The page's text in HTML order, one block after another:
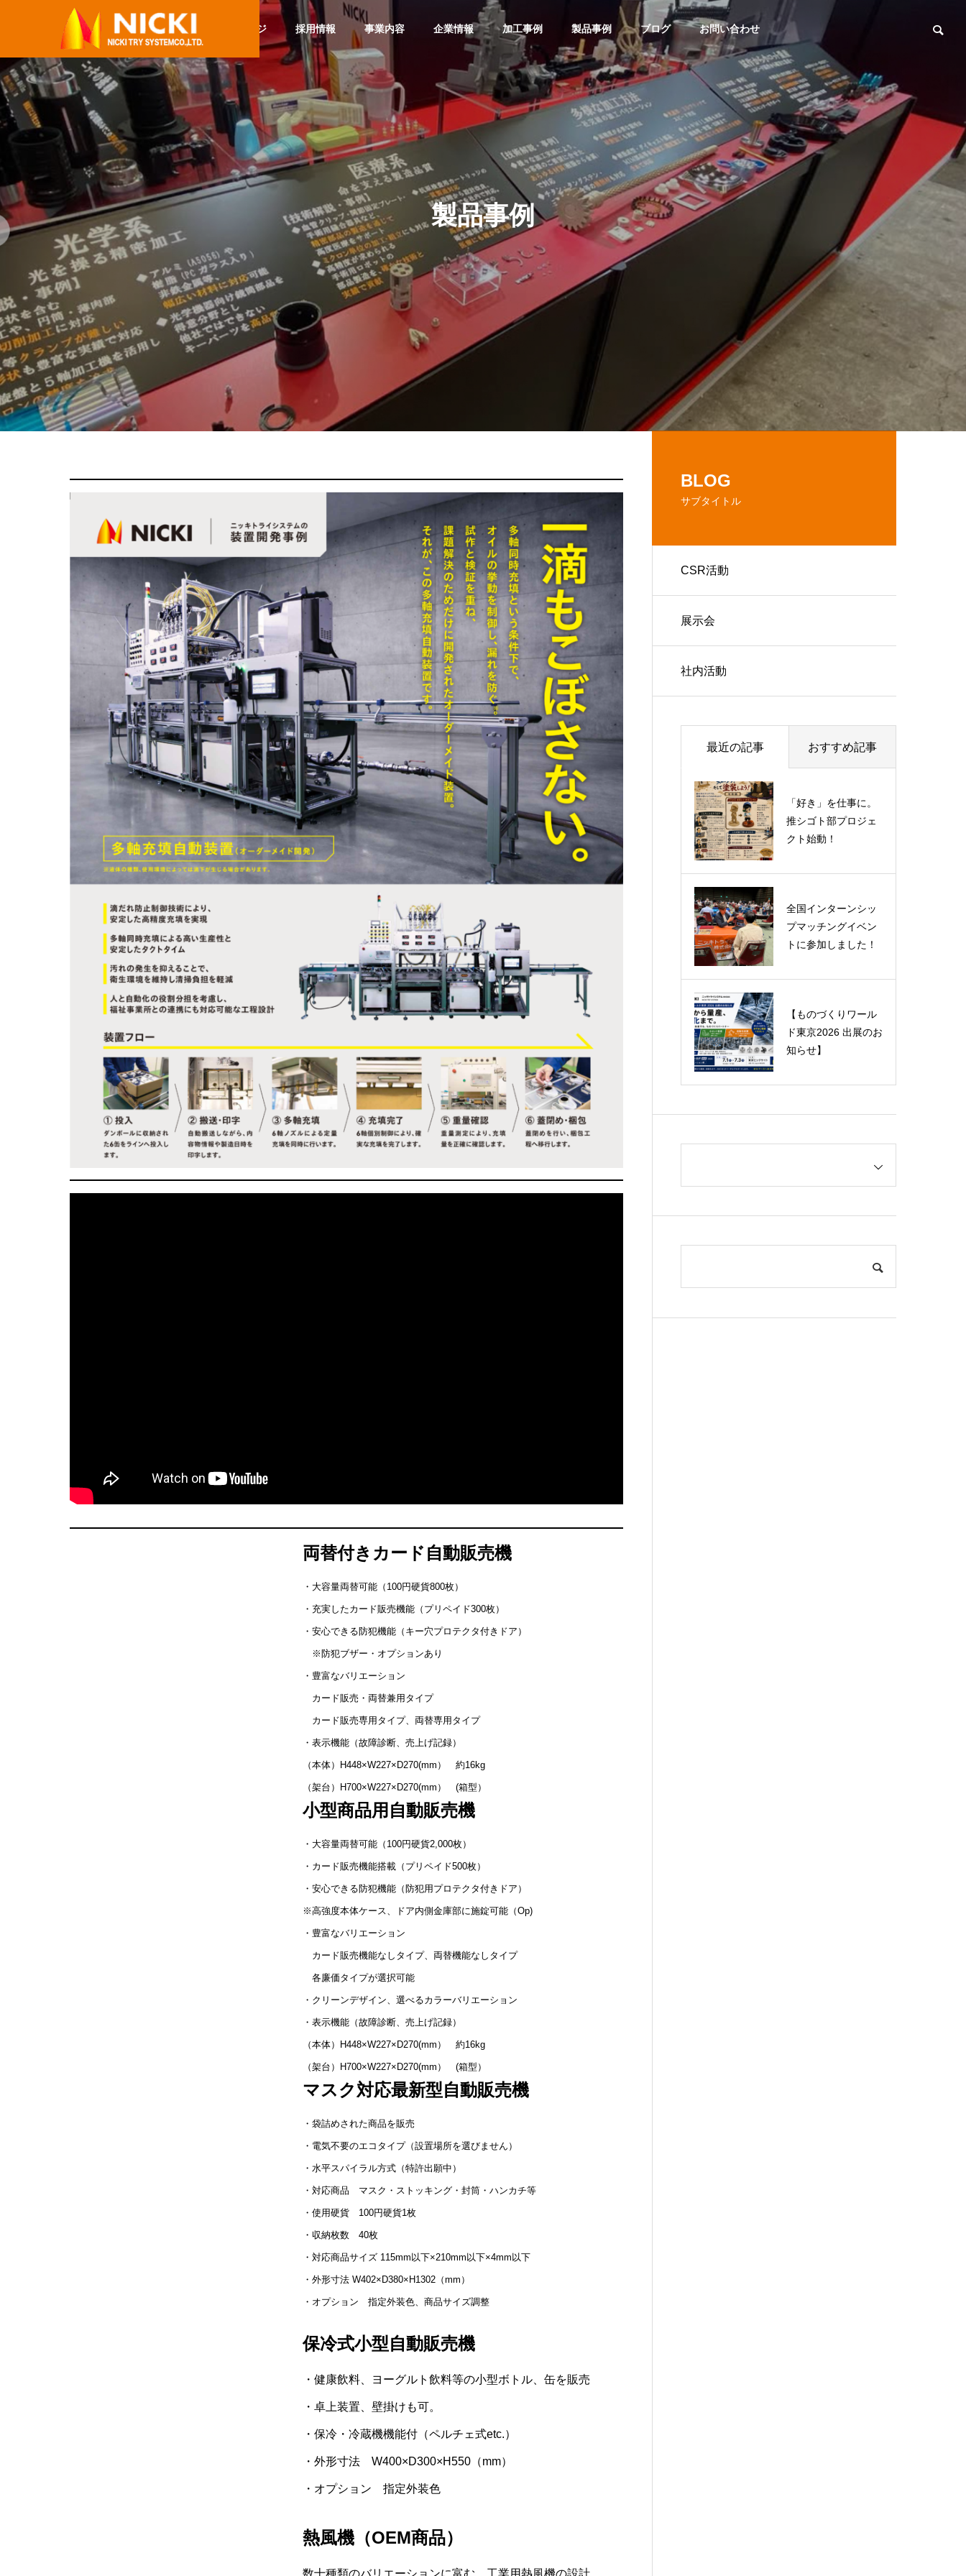
トップページ 採用情報 事業内容 企業情報 加工事例 製品事例 ブログ お問い合わせ
。 推シゴト
動！
社内活動
全国インターンシップマッチ
ングイベントに参加しまし
展示会
【ものづくりワールド東京202
6 出展のお知らせ】
社内活動
8月6日 環境美化活動
展示会
ものづくりワールドin幕張メ
製品事例
両替付きカード自動販売機
・大容量両替可能（100円硬貨800枚）
・充実したカード販売機能（プリペイド300枚）
・安心できる防犯機能（キー穴プロテクタ付きドア）
※防犯ブザー・オプションあり
・豊富なバリエーション
カード販売・両替兼用タイプ
カード販売専用タイプ、両替専用タイプ
・表示機能（故障診断、売上げ記録）
（本体）H448×W227×D270(mm） 約16kg
（架台）H700×W227×D270(mm） (箱型）
小型商品用自動販売機
・大容量両替可能（100円硬貨2,000枚）
・カード販売機能搭載（プリペイド500枚）
・安心できる防犯機能（防犯用プロテクタ付きドア）
※高強度本体ケース、ドア内側金庫部に施錠可能（Op)
・豊富なバリエーション
カード販売機能なしタイプ、両替機能なしタイプ
各廉価タイプが選択可能
・クリーンデザイン、選べるカラーバリエーション
・表示機能（故障診断、売上げ記録）
（本体）H448×W227×D270(mm） 約16kg
（架台）H700×W227×D270(mm） (箱型）
マスク対応最新型自動販売機
・袋詰めされた商品を販売
・電気不要のエコタイプ（設置場所を選びません）
・水平スパイラル方式（特許出願中）
・対応商品 マスク・ストッキング・封筒・ハンカチ等
・使用硬貨 100円硬貨1枚
・収納枚数 40枚
・対応商品サイズ 115mm以下×210mm以下×4mm以下
・外形寸法 W402×D380×H1302（mm）
・オプション 指定外装色、商品サイズ調整
保冷式小型自動販売機
・健康飲料、ヨーグルト飲料等の小型ボトル、缶を販売
・卓上装置、壁掛けも可。
・保冷・冷蔵機機能付（ペルチェ式etc.）
・外形寸法 W400×D300×H550（mm）
・オプション 指定外装色
熱風機（OEM商品）
数十種類のバリエーションに富む、工業用熱風機の設計
BLOG
サブタイトル
CSR活動
展示会
社内活動
最近の記事 おすすめ記事
「好き」を仕事に。
推シゴト部プロジェ
クト始動！
全国インターンシッ
プマッチングイベン
トに参加しました！
【ものづくりワール
ド東京2026 出展のお
知らせ】
【ものづくりワール
ド東京2026 出展のお
知らせ】